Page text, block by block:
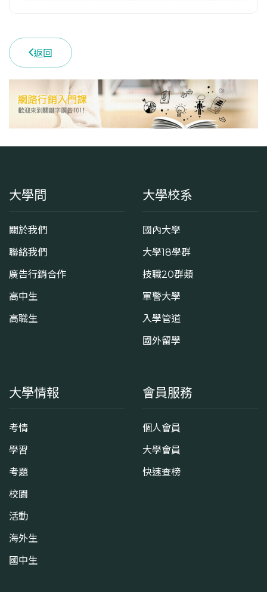
返回
大學問
關於我們
聯絡我們
廣告行銷合作
高中生
高職生
大學校系
國內大學
大學18學群
技職20群類
軍警大學
入學管道
國外留學
大學情報
考情
學習
考題
校園
活動
海外生
國中生
會員服務
個人會員
大學會員
快速查榜